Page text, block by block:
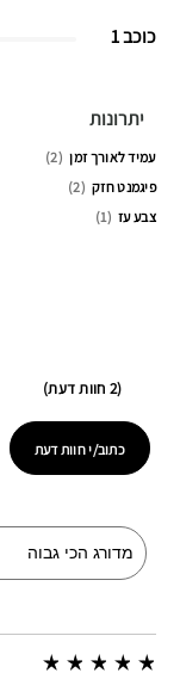
כוכב 1
יתרונות
עמיד לאורך זמן
2
פיגמנט חזק
2
צבע עז
1
2 חוות דעת
כתוב/י חוות דעת